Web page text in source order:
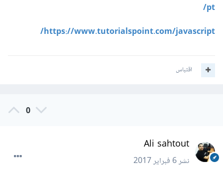
pt/
https://www.tutorialspoint.com/javascript/
اقتباس
0
Ali sahtout
نشر6 فبراير 2017